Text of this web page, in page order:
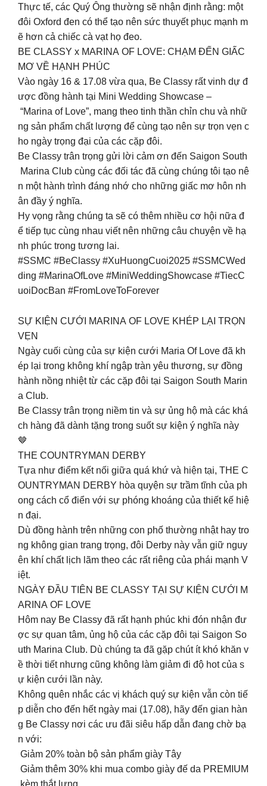
Thực tế, các Quý Ông thường sẽ nhận định rằng: một
đôi Oxford đen có thể tạo nên sức thuyết phục mạnh m
ẽ hơn cả chiếc cà vạt họ đeo.
BE CLASSY x MARINA OF LOVE: CHẠM ĐẾN GIẤC
MƠ VỀ HẠNH PHÚC
Vào ngày 16 & 17.08 vừa qua, Be Classy rất vinh dự đ
ược đồng hành tại Mini Wedding Showcase –
“Marina of Love”, mang theo tinh thần chỉn chu và nhữ
ng sản phẩm chất lượng để cùng tạo nên sự trọn vẹn c
ho ngày trọng đại của các cặp đôi.
Be Classy trân trọng gửi lời cảm ơn đến Saigon South
Marina Club cùng các đối tác đã cùng chúng tôi tạo nê
n một hành trình đáng nhớ cho những giấc mơ hôn nh
ân đầy ý nghĩa.
Hy vọng rằng chúng ta sẽ có thêm nhiều cơ hội nữa đ
ể tiếp tục cùng nhau viết nên những câu chuyện về hạ
nh phúc trong tương lai.
#SSMC #BeClassy #XuHuongCuoi2025 #SSMCWed
ding #MarinaOfLove #MiniWeddingShowcase #TiecC
uoiDocBan #FromLoveToForever
SỰ KIỆN CƯỚI MARINA OF LOVE KHÉP LẠI TRỌN
VẸN
Ngày cuối cùng của sự kiện cưới Maria Of Love đã kh
ép lại trong không khí ngập tràn yêu thương, sự đồng
hành nồng nhiệt từ các cặp đôi tại Saigon South Marin
a Club.
Be Classy trân trọng niềm tin và sự ủng hộ mà các khá
ch hàng đã dành tặng trong suốt sự kiện ý nghĩa này
🤎
THE COUNTRYMAN DERBY
Tựa như điểm kết nối giữa quá khứ và hiện tại, THE C
OUNTRYMAN DERBY hòa quyện sự trầm tĩnh của ph
ong cách cổ điển với sự phóng khoáng của thiết kế hiệ
n đại.
Dù đồng hành trên những con phố thường nhật hay tro
ng không gian trang trọng, đôi Derby này vẫn giữ nguy
ên khí chất lịch lãm theo các rất riêng của phái mạnh V
iệt.
NGÀY ĐẦU TIÊN BE CLASSY TẠI SỰ KIỆN CƯỚI M
ARINA OF LOVE
Hôm nay Be Classy đã rất hạnh phúc khi đón nhận đư
ợc sự quan tâm, ủng hộ của các cặp đôi tại Saigon So
uth Marina Club. Dù chúng ta đã gặp chút ít khó khăn v
ề thời tiết nhưng cũng không làm giảm đi độ hot của s
ự kiện cưới lần này.
Không quên nhắc các vị khách quý sự kiện vẫn còn tiế
p diễn cho đến hết ngày mai (17.08), hãy đến gian hàn
g Be Classy nơi các ưu đãi siêu hấp dẫn đang chờ bạ
n với:
️ Giảm 20% toàn bộ sản phẩm giày Tây
️ Giảm thêm 30% khi mua combo giày đế da PREMIUM
kèm thắt lưng